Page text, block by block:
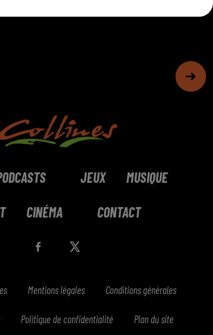
JEUX MUSIQUE
CINÉMA CONTACT
Mentions légales Conditions générales
Politique de confidentialité Plan du site